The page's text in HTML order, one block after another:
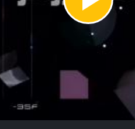
Play
Video